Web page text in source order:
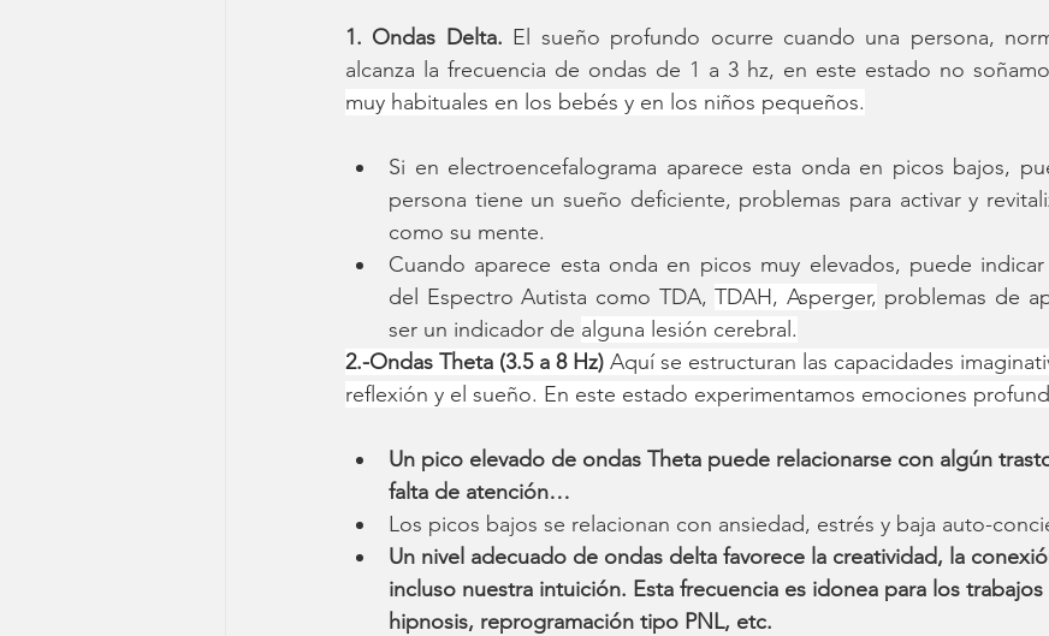
1. Ondas Delta. El sueño profundo ocurre cuando una persona,
alcanza la frecuencia de ondas de 1 a 3 hz, en este estado no
muy habituales en los bebés y en los niños pequeños.
Si en electroencefalograma aparece esta onda en picos bajos,
persona tiene un sueño deficiente, problemas para activar y
como su mente.
Cuando aparece esta onda en picos muy elevados, puede
del Espectro Autista como TDA, TDAH, Asperger, problemas de
ser un indicador de alguna lesión cerebral.
2.-Ondas Theta (3.5 a 8 Hz) Aquí se estructuran las capacidades
reflexión y el sueño. En este estado experimentamos emociones
Un pico elevado de ondas Theta puede relacionarse con algún
falta de atención…
Los picos bajos se relacionan con ansiedad, estrés y baja auto-
Un nivel adecuado de ondas delta favorece la creatividad, la
incluso nuestra intuición. Esta frecuencia es idonea para los
hipnosis, reprogramación tipo PNL, etc.